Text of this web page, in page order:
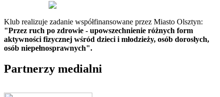
Klub realizuje zadanie współfinansowane przez Miasto Olsztyn:
"Przez ruch po zdrowie - upowszechnienie różnych form
aktywności fizycznej wśród dzieci i młodzieży, osób dorosłych,
osób niepełnosprawnych".
Partnerzy medialni